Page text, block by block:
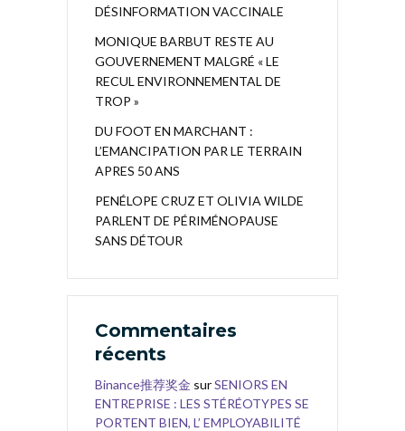
DÉSINFORMATION VACCINALE
MONIQUE BARBUT RESTE AU
GOUVERNEMENT MALGRÉ « LE
RECUL ENVIRONNEMENTAL DE
TROP »
DU FOOT EN MARCHANT :
L’EMANCIPATION PAR LE TERRAIN
APRES 50 ANS
PENÉLOPE CRUZ ET OLIVIA WILDE
PARLENT DE PÉRIMÉNOPAUSE
SANS DÉTOUR
Commentaires
récents
Binance推荐奖金 surSENIORS EN
ENTREPRISE : LES STÉRÉOTYPES SE
PORTENT BIEN, L’ EMPLOYABILITÉ